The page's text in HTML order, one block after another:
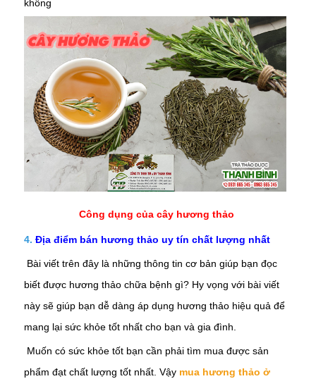
không
Công dụng của cây hương thảo
4. Địa điểm bán hương thảo uy tín chất lượng nhất
Bài viết trên đây là những thông tin cơ bản giúp bạn đọc
biết được hương thảo chữa bệnh gì? Hy vọng với bài viết
này sẽ giúp bạn dễ dàng áp dụng hương thảo hiệu quả để
mang lại sức khỏe tốt nhất cho bạn và gia đình.
Muốn có sức khỏe tốt bạn cần phải tìm mua được sản
phẩm đạt chất lượng tốt nhất. Vậy mua hương thảo ở